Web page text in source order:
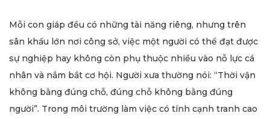
Mỗi con giáp đều có những tài năng riêng, nhưng trên
sân khấu lớn nơi công sở, việc một người có thể đạt được
sự nghiệp hay không còn phụ thuộc nhiều vào nỗ lực cá
nhân và nắm bắt cơ hội. Người xưa thường nói: “Thời vận
không bằng đúng chỗ, đúng chỗ không bằng đúng
người”. Trong môi trường làm việc có tính cạnh tranh cao